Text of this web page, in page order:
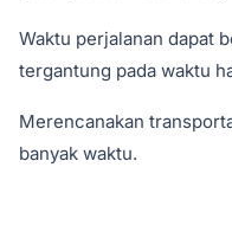
Waktu perjalanan dapat
tergantung pada waktu
Merencanakan
banyak waktu.